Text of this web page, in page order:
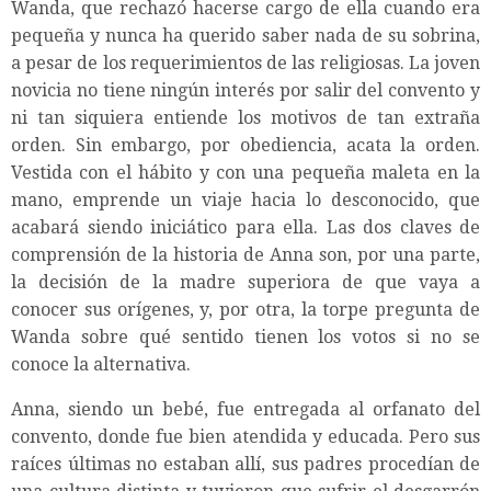
Wanda, que rechazó hacerse cargo de ella cuando era
pequeña y nunca ha querido saber nada de su sobrina,
a pesar de los requerimientos de las religiosas. La joven
novicia no tiene ningún interés por salir del convento y
ni tan siquiera entiende los motivos de tan extraña
orden. Sin embargo, por obediencia, acata la orden.
Vestida con el hábito y con una pequeña maleta en la
mano, emprende un viaje hacia lo desconocido, que
acabará siendo iniciático para ella. Las dos claves de
comprensión de la historia de Anna son, por una parte,
la decisión de la madre superiora de que vaya a
conocer sus orígenes, y, por otra, la torpe pregunta de
Wanda sobre qué sentido tienen los votos si no se
conoce la alternativa.
Anna, siendo un bebé, fue entregada al orfanato del
convento, donde fue bien atendida y educada. Pero sus
raíces últimas no estaban allí, sus padres procedían de